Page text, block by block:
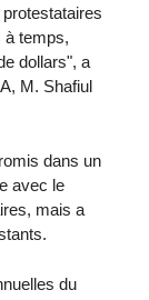
à temps,
dollars", a
M. Shafiul
dans un
avec le
mais a
du